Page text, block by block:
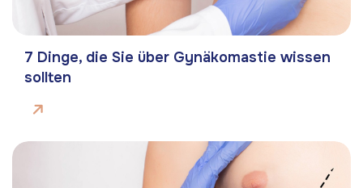
7 Dinge, die Sie über Gynäkomastie wissen
sollten